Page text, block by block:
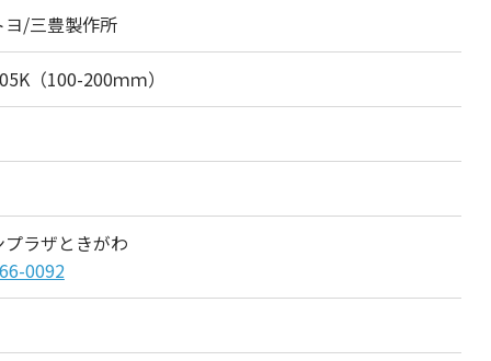
ヨ/三豊製作所
（100-200ｍｍ）
ラザときがわ
0092